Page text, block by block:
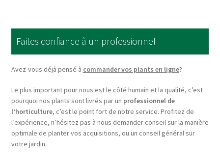
options
may
be
chosen
the
product
page
Faites confiance à un professionnel
Avez-vous déjà pensé à commander vos plants en ligne?
Le plus important pour nous est le côté humain et la qualité, c’est
pourquoi nos plants sont livrés par un professionnel de
l’horticulture, c’est le point fort de notre service. Profitez de
l’expérience, n’hésitez pas à nous demander conseil sur la manière
optimale de planter vos acquisitions, ou un conseil général sur
votre jardin.